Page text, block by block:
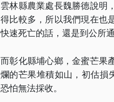
雲林縣農業處長魏勝德說明
得比較多，所以我們現在也
快速死亡的話，還是到公所通
而彰化縣埔心鄉，金蜜芒果
爛的芒果堆積如山，初估損
恐怕無法採收。